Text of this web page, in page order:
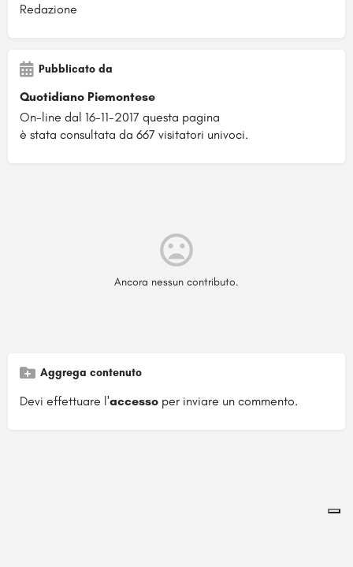
Redazione
Pubblicato da
Quotidiano Piemontese
On-line dal 16-11-2017 questa pagina
è stata consultata da 667 visitatori univoci.
Ancora nessun contributo.
Aggrega contenuto
Devi effettuare l'accesso per inviare un commento.